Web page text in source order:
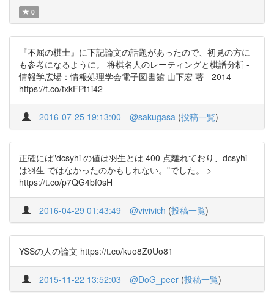
0
『不屈の棋士』に下記論文の話題があったので、初見の方に
も参考になるように。 将棋名人のレーティングと棋譜分析 -
情報学広場：情報処理学会電子図書館 山下宏 著 - 2014
https://t.co/txkFPt1i42
2016-07-25 19:13:00 @sakugasa (投稿一覧)
正確には"dcsyhi の値は羽生とは 400 点離れており、dcsyhi
は羽生 ではなかったのかもしれない。"でした。 >
https://t.co/p7QG4bf0sH
2016-04-29 01:43:49 @vivivich (投稿一覧)
YSSの人の論文 https://t.co/kuo8Z0Uo81
2015-11-22 13:52:03 @DoG_peer (投稿一覧)